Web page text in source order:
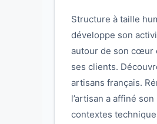
Structure à taille
développe son
autour de son cœur
ses clients.
artisans français.
l’artisan a affiné
contextes